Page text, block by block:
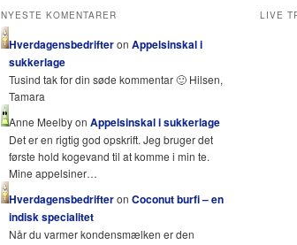
NYESTE KOMENTARER
Hverdagensbedrifteron Appelsinskal i
sukkerlage
Tusind tak for din søde kommentar 🙂 Hilsen,
Tamara
Anne Meelby on Appelsinskal i sukkerlage
Det er en rigtig god opskrift. Jeg bruger det
første hold kogevand til at komme i min te.
Mine appelsiner…
Hverdagensbedrifteron Coconut burfi – en
indisk specialitet
Når du varmer kondensmælken er den
LIVE